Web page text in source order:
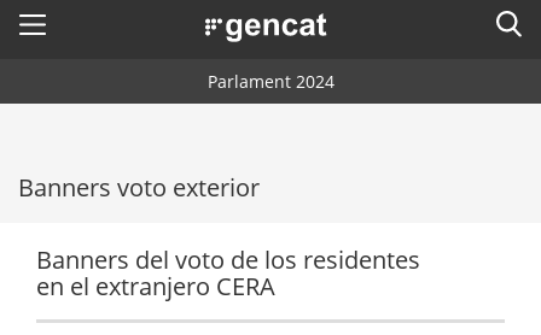
. Abrir en una nueva ventana.
Menú
Buscador
Calendario electoral
Resultados de las elecciones anteriores
Parlament 2024
Mesas electorales
Formaciones políticas
Comunicación
Banners voto exterior
Banners del voto de los residentes
en el extranjero CERA